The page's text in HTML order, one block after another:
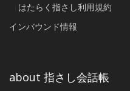
はたらく指さし利用規約
インバウンド情報
about 指さし会話帳